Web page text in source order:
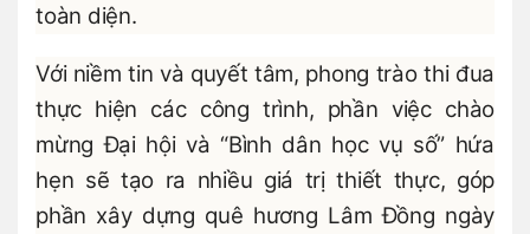
toàn diện.
Với niềm tin và quyết tâm, phong trào thi đua
thực hiện các công trình, phần việc chào
mừng Đại hội và “Bình dân học vụ số” hứa
hẹn sẽ tạo ra nhiều giá trị thiết thực, góp
phần xây dựng quê hương Lâm Đồng ngày